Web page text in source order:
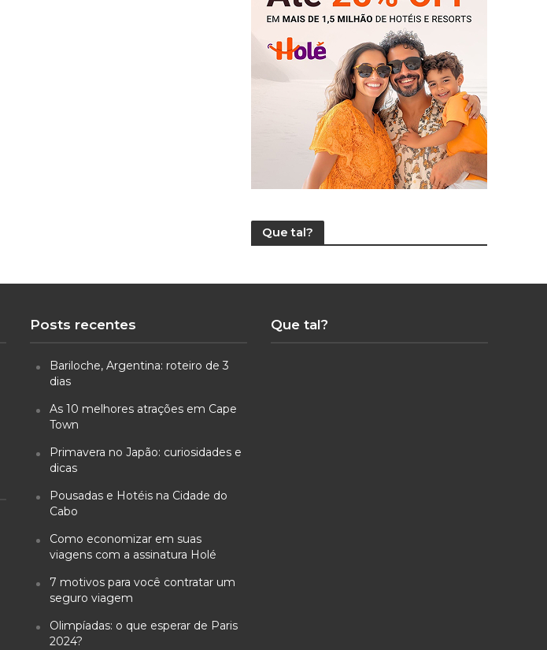
Que tal?
Posts recentes
Bariloche, Argentina: roteiro de 3
dias
As 10 melhores atrações em Cape
Town
Primavera no Japão: curiosidades e
dicas
Pousadas e Hotéis na Cidade do
Cabo
Como economizar em suas
viagens com a assinatura Holé
7 motivos para você contratar um
seguro viagem
Olimpíadas: o que esperar de Paris
2024?
Que tal?